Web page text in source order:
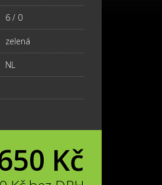
6 / 0
zelená
NL
Kč